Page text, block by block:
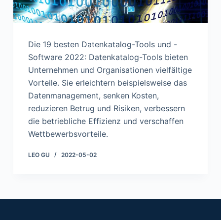
Die 19 besten Datenkatalog-Tools und -
Software 2022: Datenkatalog-Tools bieten
Unternehmen und Organisationen vielfältige
Vorteile. Sie erleichtern beispielsweise das
Datenmanagement, senken Kosten,
reduzieren Betrug und Risiken, verbessern
die betriebliche Effizienz und verschaffen
Wettbewerbsvorteile.
LEO GU 2022-05-02